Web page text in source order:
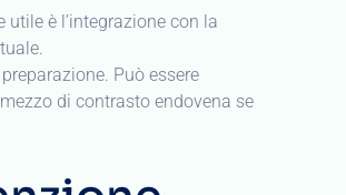
utile è l’integrazione con la
Può essere
di contrasto endovena se